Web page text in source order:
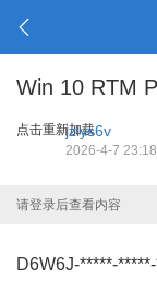
Win 10 RTM
点击重新加载
jzlys6v
2026-4-7
请登录后查看内容
D6W6J-*****-